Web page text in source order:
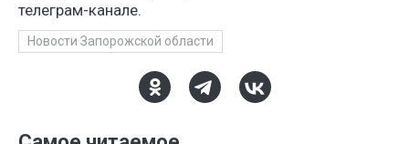
телеграм-канале.
Новости Запорожской области